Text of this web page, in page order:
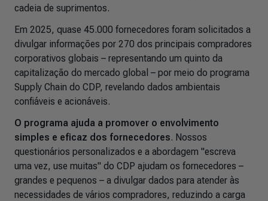
cadeia de suprimentos.
Em 2025, quase 45.000 fornecedores foram solicitados a
divulgar informações por 270 dos principais compradores
corporativos globais – representando um quinto da
capitalização do mercado global – por meio do programa
Supply Chain do CDP, revelando dados ambientais
confiáveis e acionáveis.
O programa ajuda a promover o envolvimento
simples e eficaz dos fornecedores. Nossos
questionários personalizados e a abordagem "escreva
uma vez, use muitas" do CDP ajudam os fornecedores –
grandes e pequenos – a divulgar dados para atender às
necessidades de vários compradores, reduzindo a carga